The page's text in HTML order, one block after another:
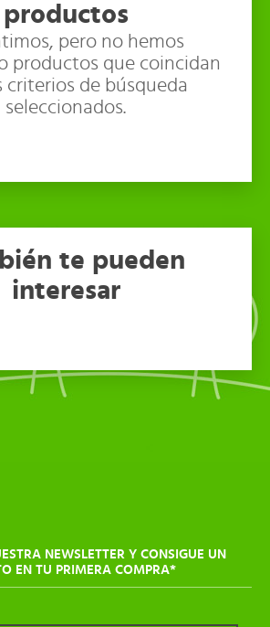
productos
pero no hemos
productos que coincidan
criterios de búsqueda
seleccionados.
te pueden
interesar
NEWSLETTER Y CONSIGUE UN
EN TU PRIMERA COMPRA*